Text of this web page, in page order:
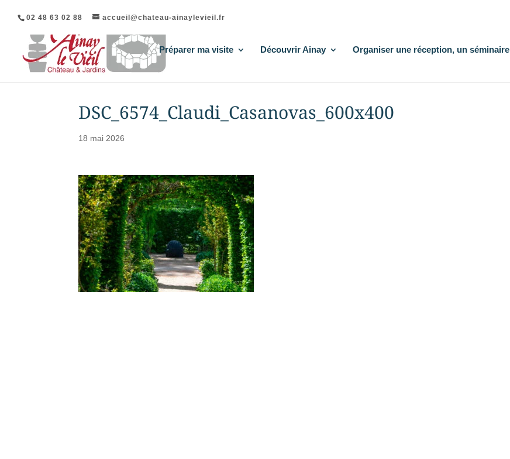
02 48 63 02 88 accueil@chateau-ainaylevieil.fr
Préparer ma visite Découvrir Ainay Organiser une réception, un séminaire
DSC_6574_Claudi_Casanovas_600x400
18 mai 2026